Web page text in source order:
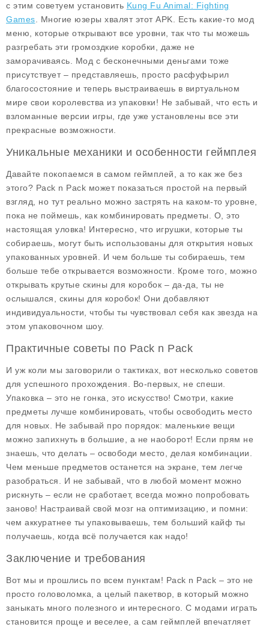
с этим советуем установить Kung Fu Animal: Fighting
Games . Многие юзеры хвалят этот APK. Есть какие-то мод
меню , которые открывают все уровни, так что ты можешь
разгребать эти громоздкие коробки, даже не
заморачиваясь. Мод с бесконечными деньгами тоже
присутствует – представляешь, просто расфуфырил
благосостояние и теперь выстраиваешь в виртуальном
мире свои королевства из упаковки! Не забывай, что есть и
взломанные версии игры, где уже установлены все эти
прекрасные возможности.
Уникальные механики и особенности геймплея
Давайте покопаемся в самом геймплей, а то как же без
этого? Pack n Pack может показаться простой на первый
взгляд, но тут реально можно застрять на каком-то уровне,
пока не поймешь, как комбинировать предметы. О, это
настоящая уловка! Интересно, что игрушки, которые ты
собираешь, могут быть использованы для открытия новых
упакованных уровней. И чем больше ты собираешь, тем
больше тебе открывается возможности. Кроме того, можно
открывать крутые скины для коробок – да-да, ты не
ослышался, скины для коробок! Они добавляют
индивидуальности, чтобы ты чувствовал себя как звезда на
этом упаковочном шоу.
Практичные советы по Pack n Pack
И уж коли мы заговорили о тактиках, вот несколько советов
для успешного прохождения. Во-первых, не спеши.
Упаковка – это не гонка, это искусство! Смотри, какие
предметы лучше комбинировать, чтобы освободить место
для новых. Не забывай про порядок: маленькие вещи
можно запихнуть в большие, а не наоборот! Если прям не
знаешь, что делать – освободи место, делая комбинации.
Чем меньше предметов останется на экране, тем легче
разобраться. И не забывай, что в любой момент можно
рискнуть – если не сработает, всегда можно попробовать
заново! Настраивай свой мозг на оптимизацию, и помни:
чем аккуратнее ты упаковываешь, тем больший кайф ты
получаешь, когда всё получается как надо!
Заключение и требования
Вот мы и прошлись по всем пунктам! Pack n Pack – это не
просто головоломка, а целый пакетвор, в который можно
заныкать много полезного и интересного. С модами играть
становится проще и веселее, а сам геймплей впечатляет